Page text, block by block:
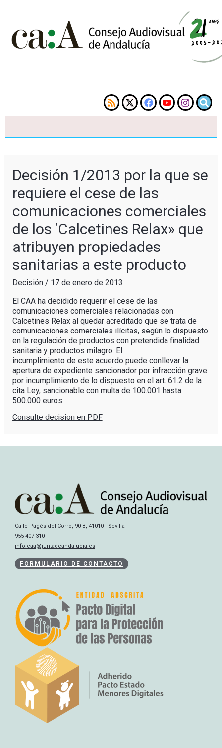
Decisión 1/2013 por la que se
requiere el cese de las
comunicaciones comerciales
de los ‘Calcetines Relax» que
atribuyen propiedades
sanitarias a este producto
Decisión/ 17 de enero de 2013
El CAA ha decidido requerir el cese de las
comunicaciones comerciales relacionadas con
Calcetines Relax al quedar acreditado que se trata de
comunicaciones comerciales ilícitas, según lo dispuesto
en la regulación de productos con pretendida finalidad
sanitaria y productos milagro. El
incumplimiento de este acuerdo puede conllevar la
apertura de expediente sancionador por infracción grave
por incumplimiento de lo dispuesto en el art. 61.2 de la
cita Ley, sancionable con multa de 100.001 hasta
500.000 euros.
Consulte decision en PDF
Calle Pagés del Corro, 90 B, 41010 - Sevilla
955 407 310
info.caa@juntadeandalucia.es
FORMULARIO DE CONTACTO